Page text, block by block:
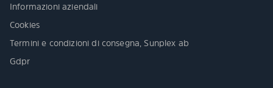
Informazioni aziendali
Cookies
Termini e condizioni di consegna, Sunplex ab
Gdpr